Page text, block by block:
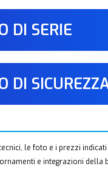
DI SERIE
DI
le foto e i prezzi
e integrazioni della